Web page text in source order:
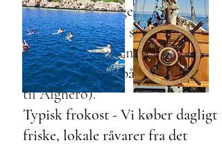
sikkerhedsmæssige årsager
stopper vi med at servere
alkohol, når båden er klargjort
og under sejlads på returrejsen
til Alghero).
Typisk frokost - Vi køber dagligt
friske, lokale råvarer fra det